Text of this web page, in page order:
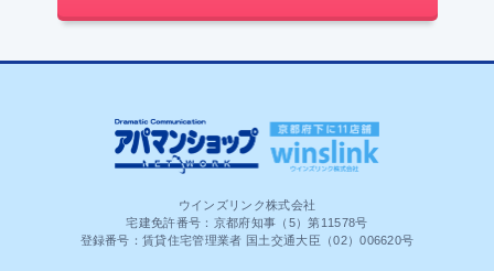
ウインズリンク株式会社
宅建免許番号：京都府知事（5）第11578号
登録番号：賃貸住宅管理業者 国土交通大臣（02）006620号